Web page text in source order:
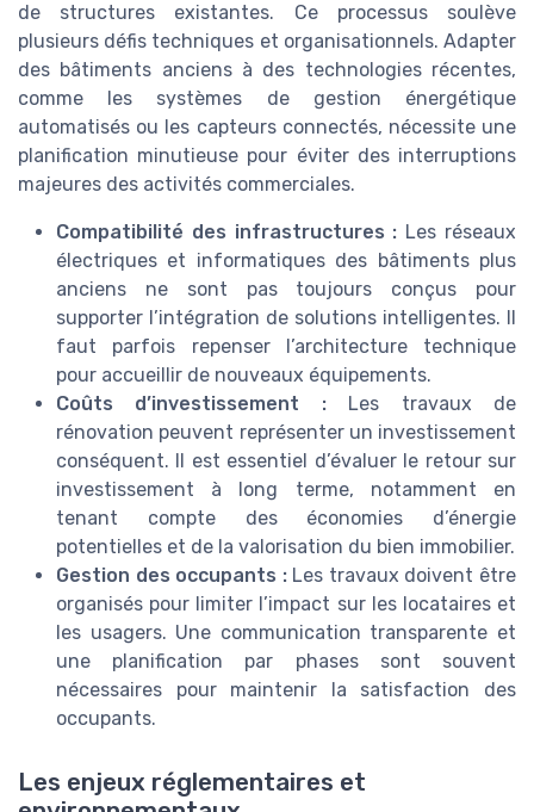
de structures existantes. Ce processus soulève
plusieurs défis techniques et organisationnels. Adapter
des bâtiments anciens à des technologies récentes,
comme les systèmes de gestion énergétique
automatisés ou les capteurs connectés, nécessite une
planification minutieuse pour éviter des interruptions
majeures des activités commerciales.
Compatibilité des infrastructures : Les réseaux
électriques et informatiques des bâtiments plus
anciens ne sont pas toujours conçus pour
supporter l’intégration de solutions intelligentes. Il
faut parfois repenser l’architecture technique
pour accueillir de nouveaux équipements.
Coûts d’investissement :Les travaux de
rénovation peuvent représenter un investissement
conséquent. Il est essentiel d’évaluer le retour sur
investissement à long terme, notamment en
tenant compte des économies d’énergie
potentielles et de la valorisation du bien immobilier.
Gestion des occupants :Les travaux doivent être
organisés pour limiter l’impact sur les locataires et
les usagers. Une communication transparente et
une planification par phases sont souvent
nécessaires pour maintenir la satisfaction des
occupants.
Les enjeux réglementaires et